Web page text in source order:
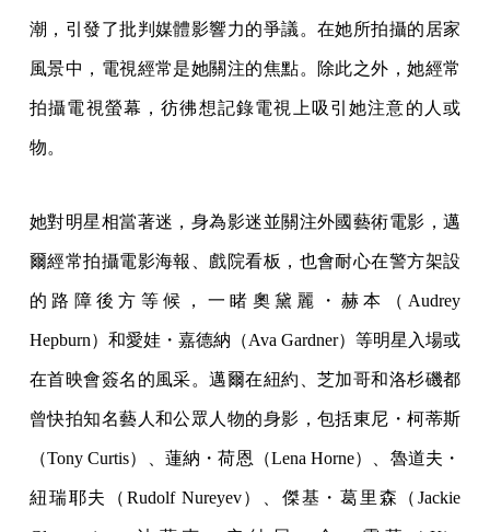
潮，引發了批判媒體影響力的爭議。在她所拍攝的居家
風景中，電視經常是她關注的焦點。除此之外，她經常
拍攝電視螢幕，彷彿想記錄電視上吸引她注意的人或
物。
她對明星相當著迷，身為影迷並關注外國藝術電影，邁
爾經常拍攝電影海報、戲院看板，也會耐心在警方架設
的路障後方等候，一睹奧黛麗・赫本（Audrey
Hepburn）和愛娃・嘉德納（Ava Gardner）等明星入場或
在首映會簽名的風采。邁爾在紐約、芝加哥和洛杉磯都
曾快拍知名藝人和公眾人物的身影，包括東尼・柯蒂斯
（Tony Curtis）、蓮納・荷恩（Lena Horne）、魯道夫・
紐瑞耶夫（Rudolf Nureyev）、傑基・葛里森（Jackie